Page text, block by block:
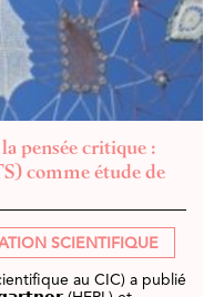
la pensée critique :
comme étude de
SCIENTIFIQUE
au CIC) a publié